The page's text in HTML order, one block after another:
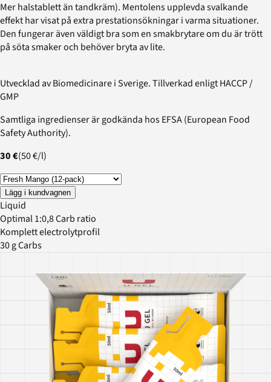
Mer halstablett än tandkräm). Mentolens upplevda svalkande
effekt har visat på extra prestationsökningar i varma situationer.
Den fungerar även väldigt bra som en smakbrytare om du är trött
på söta smaker och behöver bryta av lite.
Utvecklad av Biomedicinare i Sverige. Tillverkad enligt HACCP /
GMP
Samtliga ingredienser är godkända hos EFSA (European Food
Safety Authority).
30 €(50 €/l)
Lägg i kundvagnen
Liquid
Optimal 1:0,8 Carb ratio
Komplett electrolytprofil
30 g Carbs